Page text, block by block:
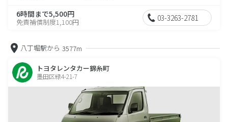
6時間まで5,500円
免責補償制度1,100円 03-3263-2781
八丁堀駅から 3577m
トヨタレンタカー錦糸町
墨田区緑4-21-7